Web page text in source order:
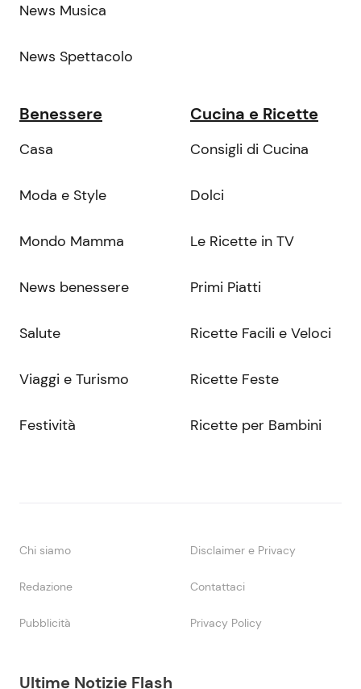
Ultime Notizie Flash
News Musica
News Spettacolo
Benessere
Casa
Moda e Style
Mondo Mamma
News benessere
Salute
Viaggi e Turismo
Festività
Cucina e Ricette
Consigli di Cucina
Dolci
Le Ricette in TV
Primi Piatti
Ricette Facili e Veloci
Ricette Feste
Ricette per Bambini
Chi siamo Disclaimer e Privacy
Redazione Contattaci
Pubblicità Privacy Policy